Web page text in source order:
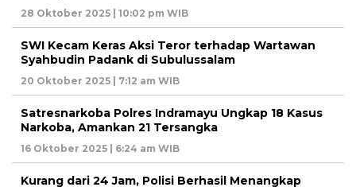
28 Oktober 2025 | 10:02 pm WIB
SWI Kecam Keras Aksi Teror terhadap Wartawan
Syahbudin Padank di Subulussalam
20 Oktober 2025 | 7:12 am WIB
Satresnarkoba Polres Indramayu Ungkap 18 Kasus
Narkoba, Amankan 21 Tersangka
16 Oktober 2025 | 6:24 am WIB
Kurang dari 24 Jam, Polisi Berhasil Menangkap